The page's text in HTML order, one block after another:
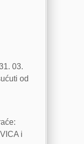
03.
od
i